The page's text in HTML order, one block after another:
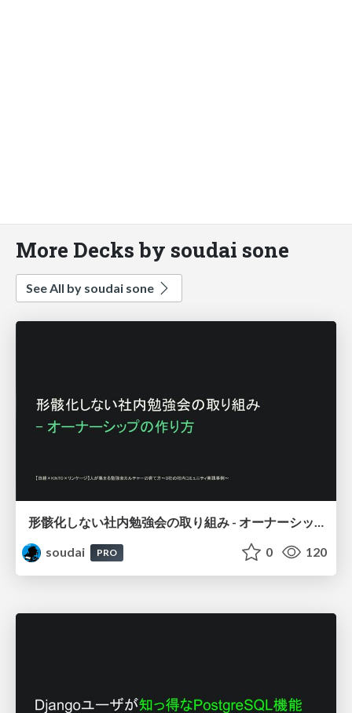
More Decks by soudai sone
See All by soudai sone
形骸化しない社内勉強会の取り組み - オーナーシップの作り方 / In-house study session
soudai
PRO 0 120